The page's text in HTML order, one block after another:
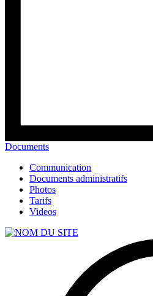
Documents
Communication
Documents administratifs
Photos
Tarifs
Videos